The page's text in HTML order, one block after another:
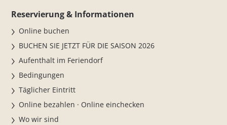
Reservierung & Informationen
Online buchen
BUCHEN SIE JETZT FÜR DIE SAISON 2026
Aufenthalt im Feriendorf
Bedingungen
Täglicher Eintritt
Online bezahlen · Online einchecken
Wo wir sind